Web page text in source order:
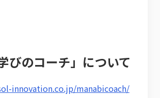
びのコーチ」について
innovation.co.jp/manabicoach/